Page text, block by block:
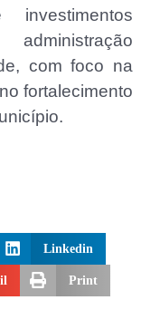
com foco na
fortalecimento
Linkedin
Print